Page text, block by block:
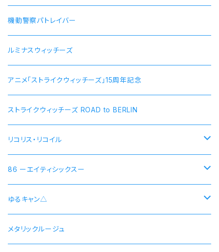
機動警察パトレイバー
ルミナスウィッチーズ
アニメ「ストライクウィッチーズ」15周年記念
ストライクウィッチーズ ROAD to BERLIN
リコリス・リコイル
錦木千束 DA 1st モデル 腕時計 本数限定商品
井ノ上たきな DA 2nd モデル 腕時計 本数限定商品
86 ーエイティシックスー
シン 連邦国ver モデル
シン 共和国ver モデル
ゆるキャン△
野クルver
メタリックルージュ